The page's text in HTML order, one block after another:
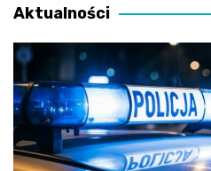
Aktualności